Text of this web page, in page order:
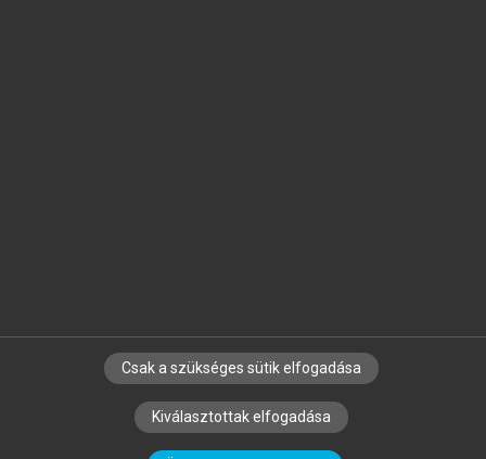
SZERZŐKNEK CÉGEKNEK KÖNYVTÁROSOKNAK
SZERKESZTÉSI ÉS LEKTORÁLÁSI ALAPELVEK
Csak a szükséges sütik elfogadása
Kiválasztottak elfogadása